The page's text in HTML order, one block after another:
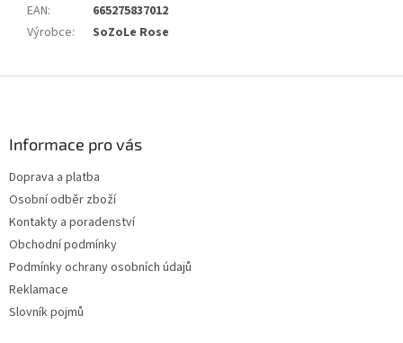
EAN:
665275837012
Výrobce: SoZoLe Rose
Informace pro vás
Doprava a platba
Osobní odběr zboží
Kontakty a poradenství
Obchodní podmínky
Podmínky ochrany osobních údajů
Reklamace
Slovník pojmů